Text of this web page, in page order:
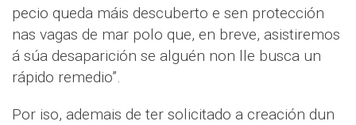
pecio queda máis descuberto e sen protección
nas vagas de mar polo que, en breve, asistiremos
á súa desaparición se alguén non lle busca un
rápido remedio”.
Por iso, ademais de ter solicitado a creación dun